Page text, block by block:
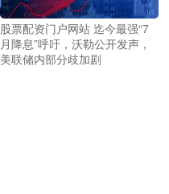
股票配资门户网站 迄今最强“7
月降息”呼吁，沃勒公开发声，
美联储内部分歧加剧